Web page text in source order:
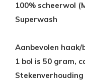
100% scheerwol
Aanbevolen
1 bol is 50 gram,